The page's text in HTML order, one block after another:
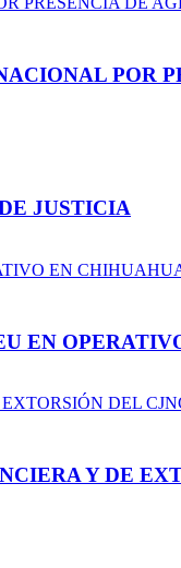
POR
JUSTICIA
EN
Y DE